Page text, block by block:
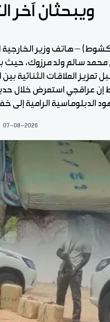
ويبحثان آخر
– هاتف وزير
محمد سالم ولد مرزوك، حيث
تعزيز العلاقات الثنائية
إن عراقجي استعرض خلال
الدبلوماسية الرامية إلى
07-08-2026